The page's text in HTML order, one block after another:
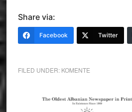
Share via:
Facebook Twitter
FILED UNDER: KOMENTE